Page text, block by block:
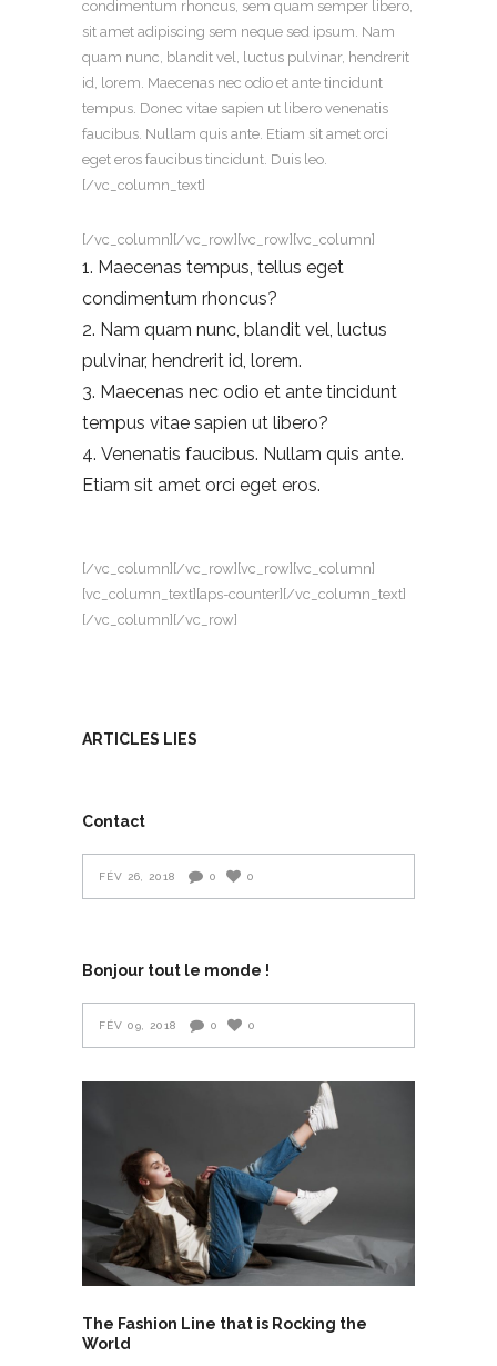
condimentum rhoncus, sem quam semper libero,
sit amet adipiscing sem neque sed ipsum. Nam
quam nunc, blandit vel, luctus pulvinar, hendrerit
id, lorem. Maecenas nec odio et ante tincidunt
tempus. Donec vitae sapien ut libero venenatis
faucibus. Nullam quis ante. Etiam sit amet orci
eget eros faucibus tincidunt. Duis leo.
[/vc_column_text]
[/vc_column][/vc_row][vc_row][vc_column]
Maecenas tempus, tellus eget
condimentum rhoncus?
Nam quam nunc, blandit vel, luctus
pulvinar, hendrerit id, lorem.
Maecenas nec odio et ante tincidunt
tempus vitae sapien ut libero?
Venenatis faucibus. Nullam quis ante.
Etiam sit amet orci eget eros.
[/vc_column][/vc_row][vc_row][vc_column]
[vc_column_text][aps-counter][/vc_column_text]
[/vc_column][/vc_row]
ARTICLES LIES
Contact
FÉV 26, 2018 0 0
Bonjour tout le monde !
FÉV 09, 2018 0 0
The Fashion Line that is Rocking the
World